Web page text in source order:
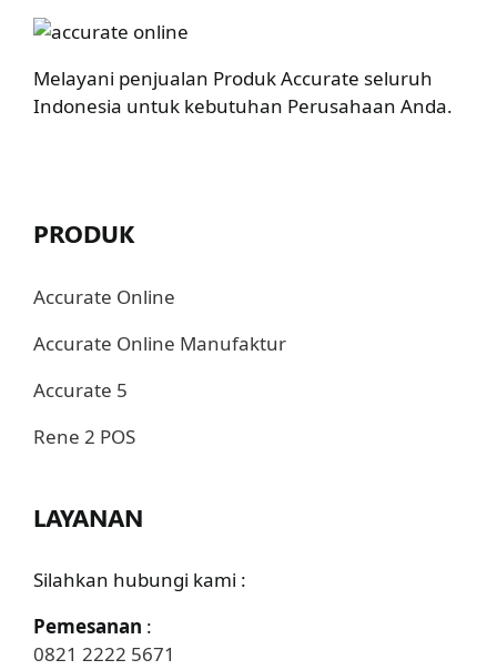
Melayani penjualan Produk Accurate seluruh
Indonesia untuk kebutuhan Perusahaan Anda.
PRODUK
Accurate Online
Accurate Online Manufaktur
Accurate 5
Rene 2 POS
LAYANAN
Silahkan hubungi kami :
Pemesanan :
0821 2222 5671